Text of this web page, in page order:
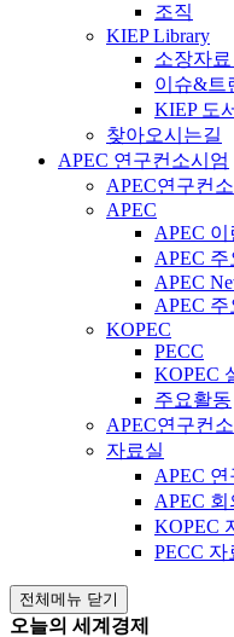
조직
KIEP Library
소장자
이슈&트
KIEP 도
찾아오시는길
APEC 연구컨소시엄
APEC연구컨
APEC
APEC 이
APEC 주
APEC
APEC
KOPEC
PECC
KOPEC
주요활동
APEC연구컨
자료실
APEC
APEC 회
KOPEC
PECC 자
전체메뉴 닫기
오늘의 세계경제